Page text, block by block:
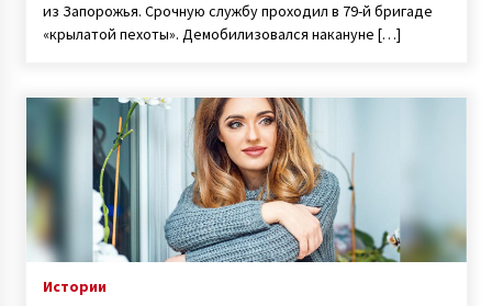
из Запорожья. Срочную службу проходил в 79-й бригаде
«крылатой пехоты». Демобилизовался накануне […]
Истории